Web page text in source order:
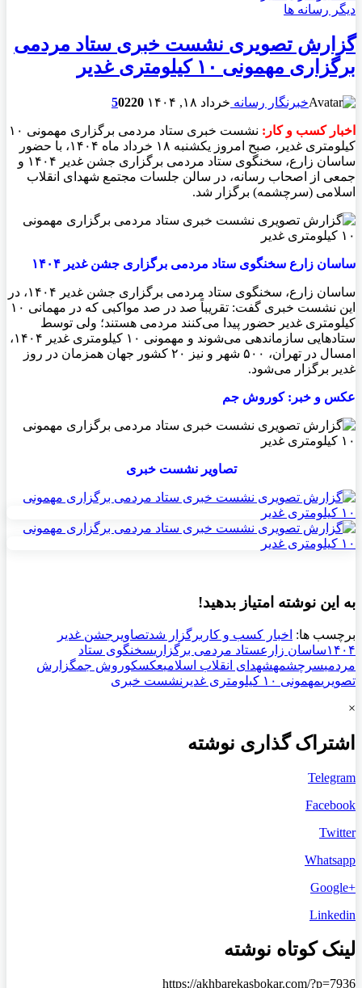
دیگر رسانه ها
گزارش تصویری نشست خبری ستاد مردمی
برگزاری مهمونی ۱۰ کیلومتری غدیر
خبرنگار رسانه خرداد ۱۸, ۱۴۰۴ 50220
اخبار کسب و کار:
نشست خبری ستاد مردمی برگزاری مهمونی ۱۰
کیلومتری غدیر، صبح امروز یکشنبه ۱۸ خرداد ماه ۱۴۰۴، با حضور
ساسان زارع، سخنگوی ستاد مردمی برگزاری جشن غدیر ۱۴۰۴ و
جمعی از اصحاب رسانه، در سالن جلسات مجتمع شهدای انقلاب
اسلامی (سرچشمه) برگزار شد.
ساسان زارع سخنگوی ستاد مردمی برگزاری جشن غدیر ۱۴۰۴
ساسان زارع، سخنگوی ستاد مردمی برگزاری جشن غدیر ۱۴۰۴، در
این نشست خبری گفت: تقریباً صد در صد مواکبی که در مهمانی ١٠
کیلومتری غدیر حضور پیدا می‌کنند مردمی هستند؛ ولی توسط
ستادهایی سازماندهی می‌شوند و مهمونی ۱۰ کیلومتری غدیر ۱۴۰۴،
امسال در تهران، ۵۰۰ شهر و نیز ۲۰ کشور جهان همزمان در روز
غدیر برگزار می‌شود.
عکس و خبر: کوروش جم
تصاویر نشست خبری
به این نوشته امتیاز بدهید!
برچسب ها: اخبار کسب و کار برگزار شدتصاویر جشن غدیر
۱۴۰۴ساسان زارعستاد مردمی برگزاریسخنگوی ستاد
مردمیسرچشمهشهدای انقلاب اسلامیعکسکوروش جمگزارش
تصویریمهمونی ۱۰ کیلومتری غدیر
نشست خبری
×
اشتراک گذاری نوشته
Telegram
Facebook
Twitter
Whatsapp
+Google
Linkedin
لینک کوتاه نوشته
https://akhbarekasbokar.com/?p=7936